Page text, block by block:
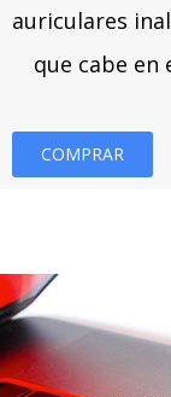
auriculares
que cabe
COMPRAR